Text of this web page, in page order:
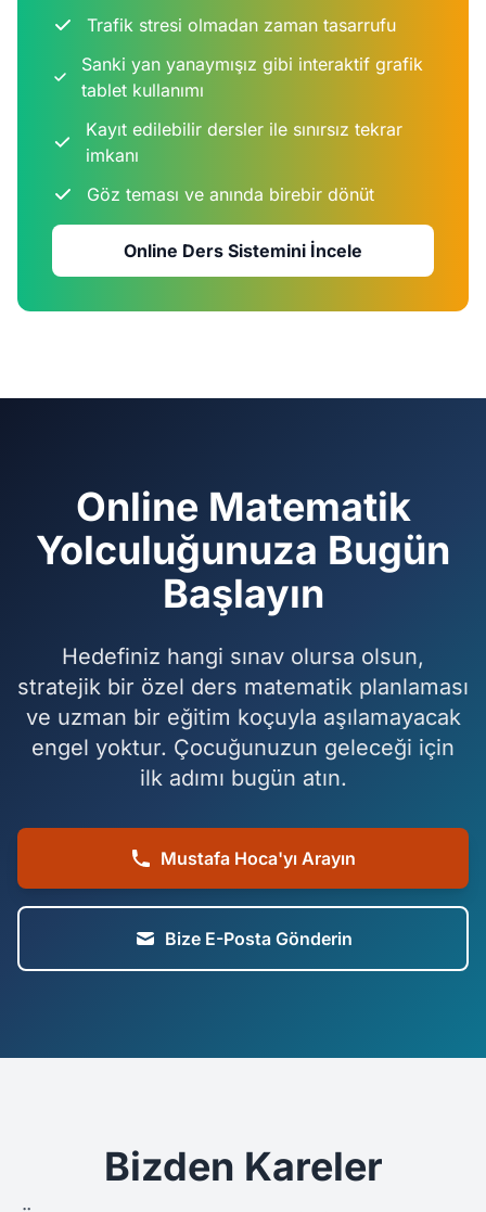
Trafik stresi olmadan zaman tasarrufu
Sanki yan yanaymışız gibi interaktif grafik
tablet kullanımı
Kayıt edilebilir dersler ile sınırsız tekrar
imkanı
Göz teması ve anında birebir dönüt
Online Ders Sistemini İncele
Online Matematik
Yolculuğunuza Bugün
Başlayın
Hedefiniz hangi sınav olursa olsun,
stratejik bir özel ders matematik planlaması
ve uzman bir eğitim koçuyla aşılamayacak
engel yoktur. Çocuğunuzun geleceği için
ilk adımı bugün atın.
Mustafa Hoca'yı Arayın
Bize E-Posta Gönderin
Bizden Kareler